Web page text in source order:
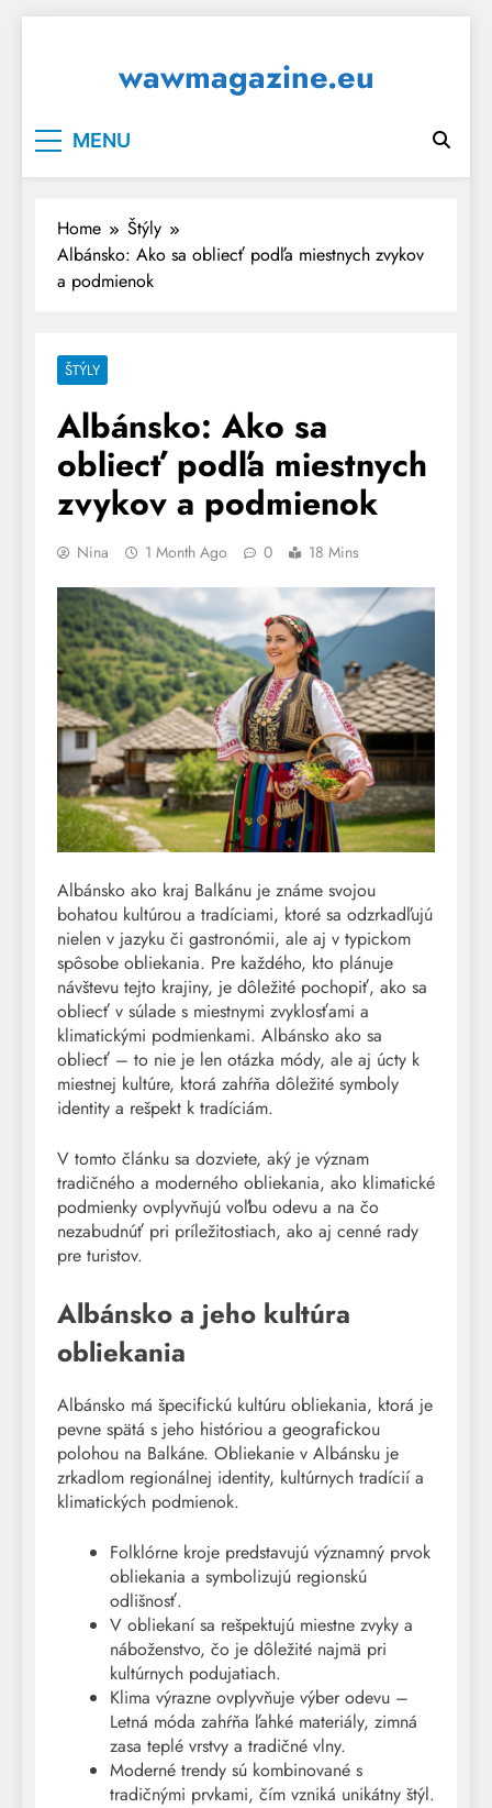
wawmagazine.eu
MENU
Home
Štýly
Albánsko: Ako sa obliecť podľa miestnych zvykov
a podmienok
ŠTÝLY
Albánsko: Ako sa
obliecť podľa miestnych
zvykov a podmienok
Nina 1 Month Ago 0 18 Mins
Albánsko ako kraj Balkánu je známe svojou
bohatou kultúrou a tradíciami, ktoré sa odzrkadľujú
nielen v jazyku či gastronómii, ale aj v typickom
spôsobe obliekania. Pre každého, kto plánuje
návštevu tejto krajiny, je dôležité pochopiť, ako sa
obliecť v súlade s miestnymi zvyklosťami a
klimatickými podmienkami. Albánsko ako sa
obliecť – to nie je len otázka módy, ale aj úcty k
miestnej kultúre, ktorá zahŕňa dôležité symboly
identity a rešpekt k tradíciám.
V tomto článku sa dozviete, aký je význam
tradičného a moderného obliekania, ako klimatické
podmienky ovplyvňujú voľbu odevu a na čo
nezabudnúť pri príležitostiach, ako aj cenné rady
pre turistov.
Albánsko a jeho kultúra
obliekania
Albánsko má špecifickú kultúru obliekania, ktorá je
pevne spätá s jeho históriou a geografickou
polohou na Balkáne. Obliekanie v Albánsku je
zrkadlom regionálnej identity, kultúrnych tradícií a
klimatických podmienok.
Folklórne kroje predstavujú významný prvok
obliekania a symbolizujú regionskú
odlišnosť.
V obliekaní sa rešpektujú miestne zvyky a
náboženstvo, čo je dôležité najmä pri
kultúrnych podujatiach.
Klima výrazne ovplyvňuje výber odevu –
Letná móda zahŕňa ľahké materiály, zimná
zasa teplé vrstvy a tradičné vlny.
Moderné trendy sú kombinované s
tradičnými prvkami, čím vzniká unikátny štýl.